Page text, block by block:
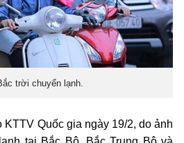
trời chuyển lạnh.
KTTV Quốc gia ngày 19/2, do ảnh